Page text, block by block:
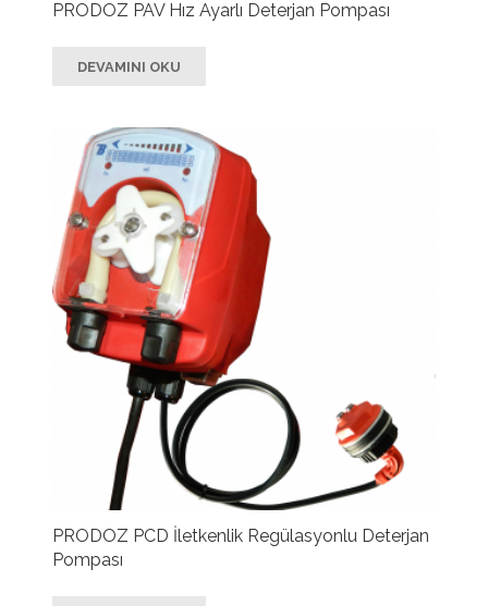
PRODOZ PAV Hız Ayarlı Deterjan Pompası
DEVAMINI OKU
PRODOZ PCD İletkenlik Regülasyonlu Deterjan
Pompası